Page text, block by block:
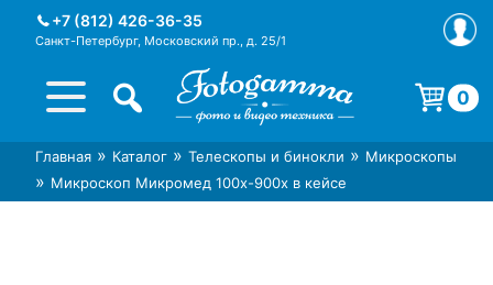
+7 (812) 426-36-35
Санкт-Петербург, Московский пр., д. 25/1
Интернет-магазин фототехники
Foto-Gamma в СПб
Магазин фотоаксессуаров foto-
gamma.ru
0
Корзина пуста.
Главная » Каталог » Телескопы и бинокли » Микроскопы
» Микроскоп Микромед 100x-900x в кейсе